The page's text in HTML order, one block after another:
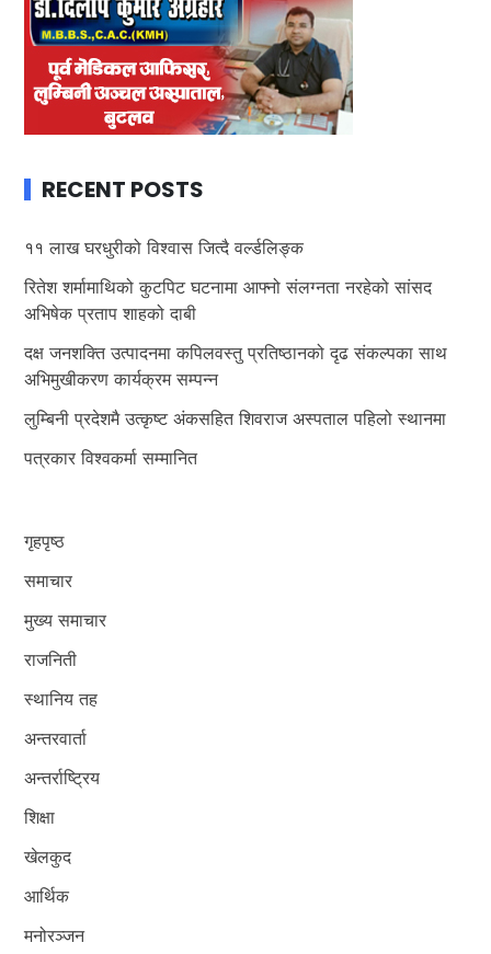
RECENT POSTS
११ लाख घरधुरीको विश्वास जित्दै वर्ल्डलिङ्क
रितेश शर्मामाथिको कुटपिट घटनामा आफ्नो संलग्नता नरहेको सांसद
अभिषेक प्रताप शाहको दाबी
दक्ष जनशक्ति उत्पादनमा कपिलवस्तु प्रतिष्ठानको दृढ संकल्पका साथ
अभिमुखीकरण कार्यक्रम सम्पन्न
लुम्बिनी प्रदेशमै उत्कृष्ट अंकसहित शिवराज अस्पताल पहिलो स्थानमा
पत्रकार विश्वकर्मा सम्मानित
गृहपृष्ठ
समाचार
मुख्य समाचार
राजनिती
स्थानिय तह
अन्तरवार्ता
अन्तर्राष्ट्रिय
शिक्षा
खेलकुद
आर्थिक
मनोरञ्जन